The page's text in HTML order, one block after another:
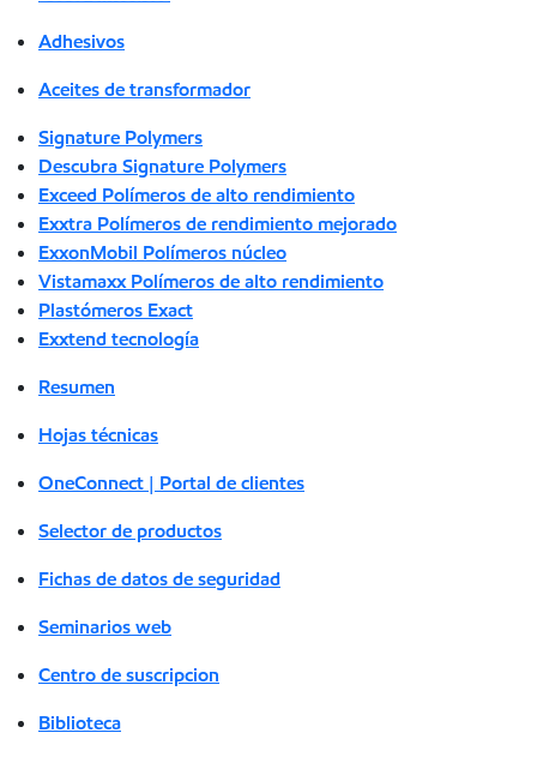
Adhesivos
Aceites de transformador
Signature Polymers
Descubra Signature Polymers
Exceed Polímeros de alto rendimiento
Exxtra Polímeros de rendimiento mejorado
ExxonMobil Polímeros núcleo
Vistamaxx Polímeros de alto rendimiento
Plastómeros Exact
Exxtend tecnología
Resumen
Hojas técnicas
OneConnect | Portal de clientes
Selector de productos
Fichas de datos de seguridad
Seminarios web
Centro de suscripcion
Biblioteca